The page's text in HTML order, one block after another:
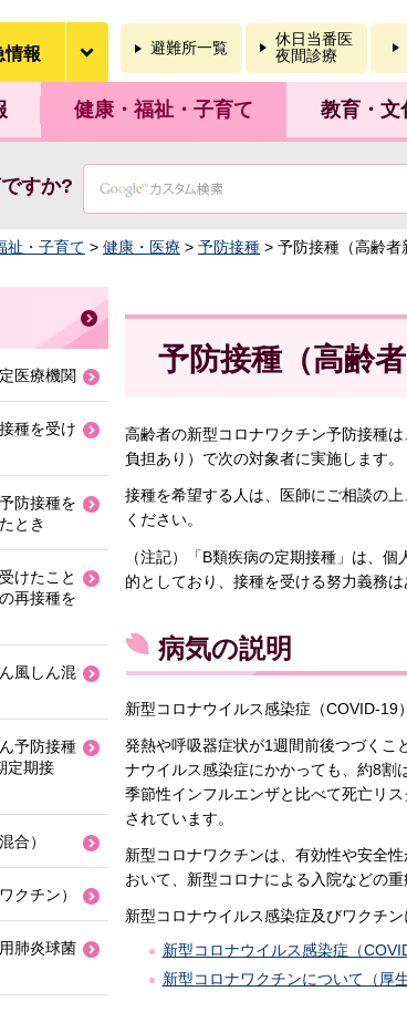
情報 避難所一覧
休日当番医
夜間診療
健康・福祉・子育て 教育・文
すか?
祉・子育て > 健康・医療 > 予防接種 > 予防接種（高齢者
予防接種（高齢
高齢者の新型コロナワクチン予防接種
負担あり）で次の対象者に実施します。
接種を希望する人は、医師にご相談の
ください。
（注記）「B類疾病の定期接種」は、
的としており、接種を受ける努力義務は
病気の説明
新型コロナウイルス感染症（COVID-19
発熱や呼吸器症状が1週間前後つづくこ
ナウイルス感染症にかかっても、約8割
季節性インフルエンザと比べて死亡リ
されています。
新型コロナワクチンは、有効性や安全
おいて、新型コロナによる入院などの
新型コロナウイルス感染症及びワクチ
新型コロナウイルス感染症（
新型コロナワクチンについて（厚
医療機関
種を受け
防接種を
とき
けたこと
再接種を
風しん混
予防接種
定期接
合）
クチン）
肺炎球菌